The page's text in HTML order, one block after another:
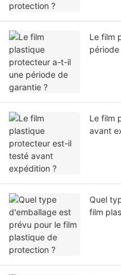
Le film
Le film
avant
Quel
film